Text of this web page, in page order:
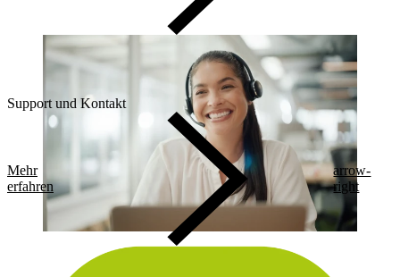
Support und Kontakt
Mehr
erfahren
arrow-
right